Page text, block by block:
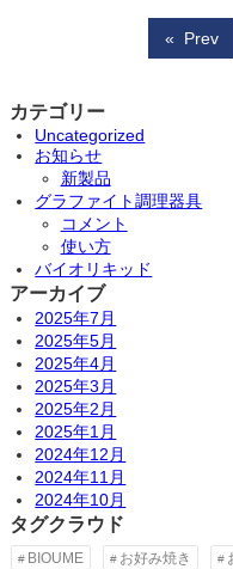
« Prev
カテゴリー
Uncategorized
お知らせ
新製品
グラファイト調理器具
コメント
使い方
バイオリキッド
アーカイブ
2025年7月
2025年5月
2025年4月
2025年3月
2025年2月
2025年1月
2024年12月
2024年11月
2024年10月
タグクラウド
BIOUME お好み焼き